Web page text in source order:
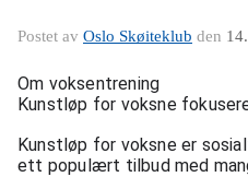
Postet av Oslo Skøiteklub den
Om voksentrening
Kunstløp for voksne
Kunstløp for voksne er
ett populært tilbud med